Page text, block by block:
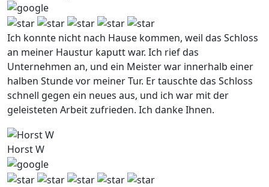
Ich konnte nicht nach Hause kommen, weil das Schloss
an meiner Haustur kaputt war. Ich rief das
Unternehmen an, und ein Meister war innerhalb einer
halben Stunde vor meiner Tur. Er tauschte das Schloss
schnell gegen ein neues aus, und ich war mit der
geleisteten Arbeit zufrieden. Ich danke Ihnen.
Horst W